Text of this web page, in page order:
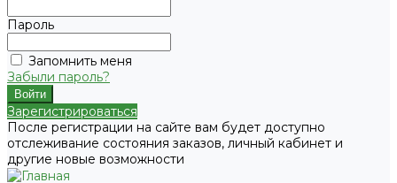
Пароль
Запомнить меня
Забыли пароль?
Зарегистрироваться
После регистрации на сайте вам будет доступно
отслеживание состояния заказов, личный кабинет и
другие новые возможности